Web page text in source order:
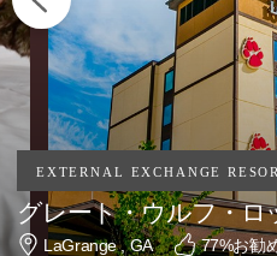
グレート・ウルフ・ロ
LaGrange , GA 77%お勧